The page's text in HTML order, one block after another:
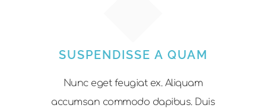
SUSPENDISSE A QUAM
Nunc eget feugiat ex. Aliquam
accumsan commodo dapibus. Duis